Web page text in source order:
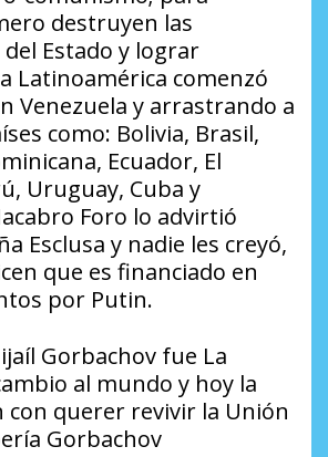
destruyen las
Estado y lograr
Latinoamérica comenzó
Venezuela y arrastrando a
como: Bolivia, Brasil,
Ecuador, El
Uruguay, Cuba y
Foro lo advirtió
Esclusa y nadie les creyó,
que es financiado en
por Putin.
Gorbachov fue La
al mundo y hoy la
con querer revivir la Unión
Gorbachov